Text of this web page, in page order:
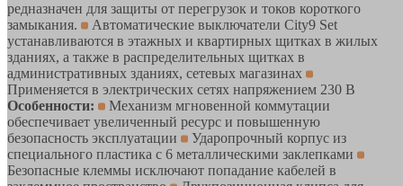
редназначен для защиты от перегрузок и токов короткого
замыкания.
Автоматические выключатели City9 Set
устанавливаются в этажных и квартирных щитках в жилых
зданиях, а также в распределительных щитках в
административных зданиях, сетевых магазинах
Применяется в электрических сетях напряжением 230 В
Особенности:
Механизм мгновенной коммутации
обеспечивает увеличенный ресурс и повышенную
безопасность эксплуатации
Ударопрочный корпус из
специального пластика с 6 металлическими заклепками
Безопасные клеммы исключают попадание кабелей в